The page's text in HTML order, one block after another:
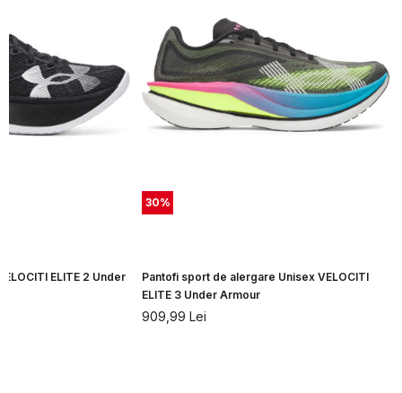
ELITE 2 Under
30%
Pantofi sport de alergare Unisex VELOCITI
ELITE 3 Under Armour
909,99 Lei